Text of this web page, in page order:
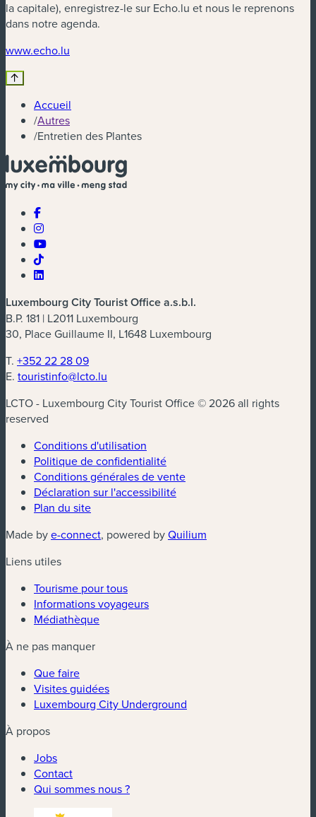
la capitale), enregistrez-le sur Echo.lu et nous le reprenons
dans notre agenda.
www.echo.lu
Accueil
/Autres
/Entretien des Plantes
Luxembourg City Tourist Office a.s.b.l.
B.P. 181 | L2011 Luxembourg
30, Place Guillaume II, L1648 Luxembourg
T. +352 22 28 09
E. touristinfo@lcto.lu
LCTO - Luxembourg City Tourist Office © 2026 all rights
reserved
Conditions d'utilisation
Politique de confidentialité
Conditions générales de vente
Déclaration sur l'accessibilité
Plan du site
Made bye-connect(nouvelle fenêtre)
, powered byQuilium
Liens utiles
Tourisme pour tous
Informations voyageurs
Médiathèque
À ne pas manquer
Que faire
Visites guidées
Luxembourg City Underground
À propos
Jobs
Contact
Qui sommes nous ?